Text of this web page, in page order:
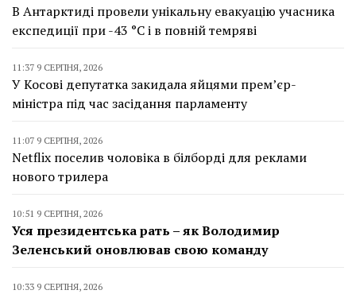
В Антарктиді провели унікальну евакуацію учасника
експедиції при -43 °C і в повній темряві
11:37 9 СЕРПНЯ, 2026
У Косові депутатка закидала яйцями прем’єр-
міністра під час засідання парламенту
11:07 9 СЕРПНЯ, 2026
Netflix поселив чоловіка в білборді для реклами
нового трилера
10:51 9 СЕРПНЯ, 2026
Уся президентська рать – як Володимир
Зеленський оновлював свою команду
10:33 9 СЕРПНЯ, 2026